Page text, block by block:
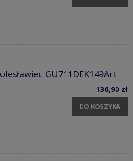
GU711DEK149Art
136,90 zł
DO KOSZYKA